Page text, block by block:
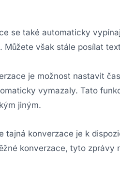
se také automaticky
Můžete však stále posílat
je možnost nastavit
vymazaly. Tato
jiným.
tajná konverzace je k
konverzace, tyto